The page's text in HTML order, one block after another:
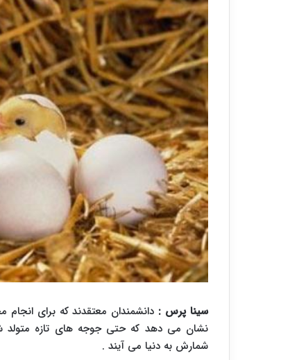
سینا پرس : دانشمندان معتقدند که برای
نشان می دهد که حتی جوجه های تازه متولد
شمارش به دنیا می آیند .